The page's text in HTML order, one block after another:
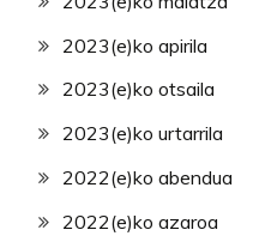
2023(e)ko apirila
2023(e)ko otsaila
2023(e)ko urtarrila
2022(e)ko abendua
2022(e)ko azaroa